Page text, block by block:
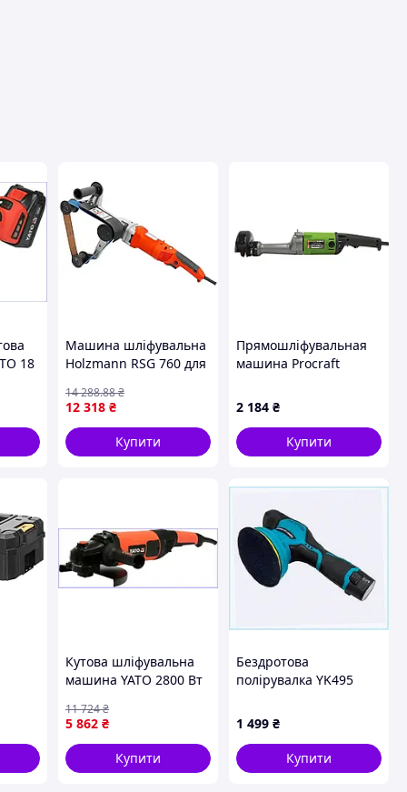
18
Машина шліфувальна
Holzmann RSG 760 для
швидкість
полірування
12 318 ₴
14 288.88₴
Купити
Прямошліфувальная
машина Procraft
2 184 ₴
Купити
Кутова шліфувальна
машина YATO 2800 Вт
шліфування з
регулятором ручки
5 862 ₴
11 724₴
Купити
Бездротова
полірувалка YK495
заміною дисків,
8523494XAB
1 499 ₴
Купити